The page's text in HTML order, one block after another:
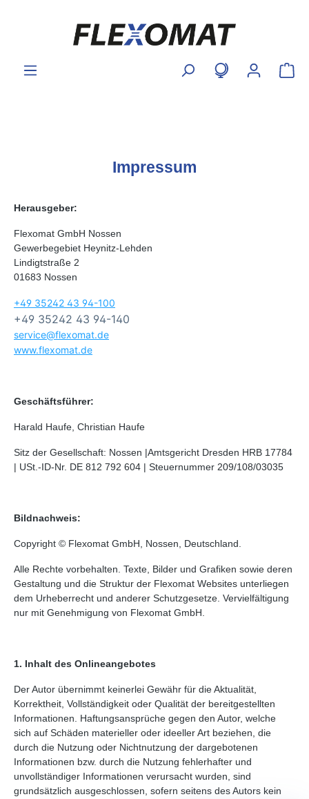
Impressum
Herausgeber:
Flexomat GmbH Nossen
Gewerbegebiet Heynitz-Lehden
Lindigtstraße 2
01683 Nossen
+49 35242 43 94-100
+49 35242 43 94-140
service@flexomat.de
www.flexomat.de
Geschäftsführer:
Harald Haufe, Christian Haufe
Sitz der Gesellschaft: Nossen |Amtsgericht Dresden HRB 17784
| USt.-ID-Nr. DE 812 792 604 | Steuernummer 209/108/03035
Bildnachweis:
Copyright © Flexomat GmbH, Nossen, Deutschland.
Alle Rechte vorbehalten. Texte, Bilder und Grafiken sowie deren
Gestaltung und die Struktur der Flexomat Websites unterliegen
dem Urheberrecht und anderer Schutzgesetze. Vervielfältigung
nur mit Genehmigung von Flexomat GmbH.
1. Inhalt des Onlineangebotes
Der Autor übernimmt keinerlei Gewähr für die Aktualität,
Korrektheit, Vollständigkeit oder Qualität der bereitgestellten
Informationen. Haftungsansprüche gegen den Autor, welche
sich auf Schäden materieller oder ideeller Art beziehen, die
durch die Nutzung oder Nichtnutzung der dargebotenen
Informationen bzw. durch die Nutzung fehlerhafter und
unvollständiger Informationen verursacht wurden, sind
grundsätzlich ausgeschlossen, sofern seitens des Autors kein